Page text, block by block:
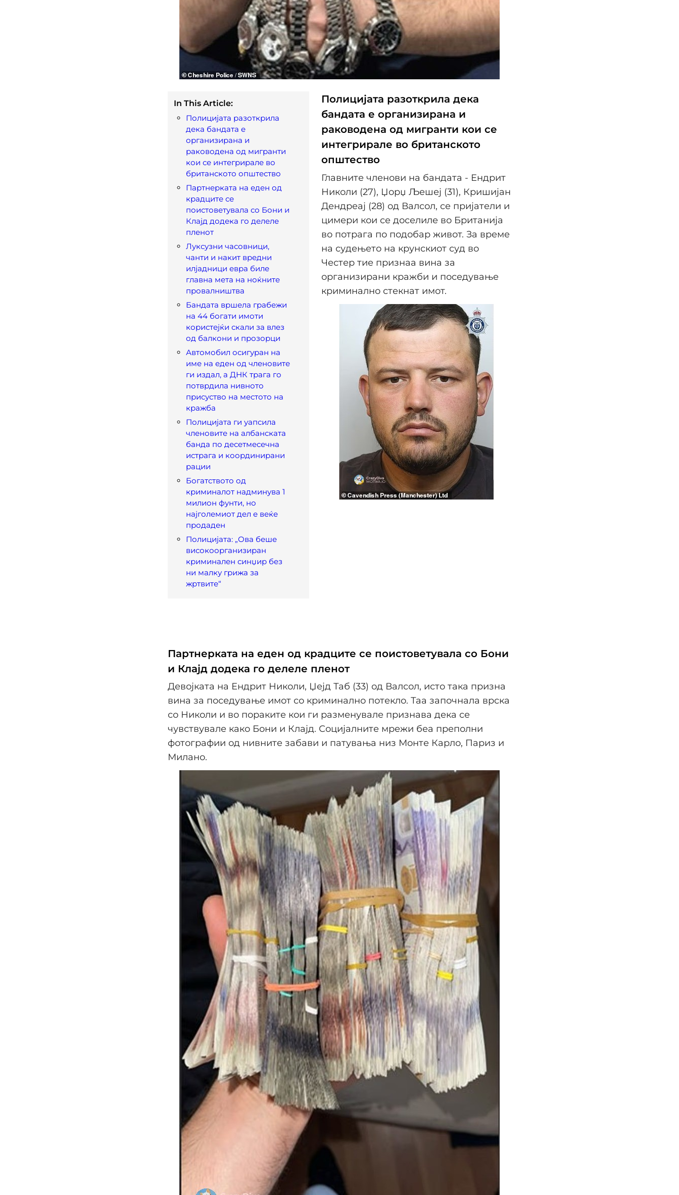
In This Article:
Полицијата разоткрила
дека бандата е
организирана и
раководена од мигранти
кои се интегрирале во
британското општество
Партнерката на еден од
крадците се
поистоветувала со Бони и
Клајд додека го делеле
пленот
Луксузни часовници,
чанти и накит вредни
илјадници евра биле
главна мета на ноќните
провалништва
Бандата вршела грабежи
на 44 богати имоти
користејќи скали за влез
од балкони и прозорци
Автомобил осигуран на
име на еден од членовите
ги издал, а ДНК трага го
потврдила нивното
присуство на местото на
кражба
Полицијата ги уапсила
членовите на албанската
банда по десетмесечна
истрага и координирани
рации
Богатството од
криминалот надминува 1
милион фунти, но
најголемиот дел е веќе
продаден
Полицијата: „Ова беше
високоорганизиран
криминален синџир без
ни малку грижа за
жртвите“
Полицијата разоткрила дека
бандата е организирана и
раководена од мигранти кои се
интегрирале во британското
општество
Главните членови на бандата - Ендрит
Николи (27), Џорџ Љешеј (31), Кришијан
Дендреај (28) од Валсол, се пријатели и
цимери кои се доселиле во Британија
во потрага по подобар живот. За време
на судењето на крунскиот суд во
Честер тие признаа вина за
организирани кражби и поседување
криминално стекнат имот.
Партнерката на еден од крадците се поистоветувала со Бони
и Клајд додека го делеле пленот
Девојката на Ендрит Николи, Џејд Таб (33) од Валсол, исто така призна
вина за поседување имот со криминално потекло. Таа започнала врска
со Николи и во пораките кои ги разменувале признава дека се
чувствувале како Бони и Клајд. Социјалните мрежи беа преполни
фотографии од нивните забави и патувања низ Монте Карло, Париз и
Милано.